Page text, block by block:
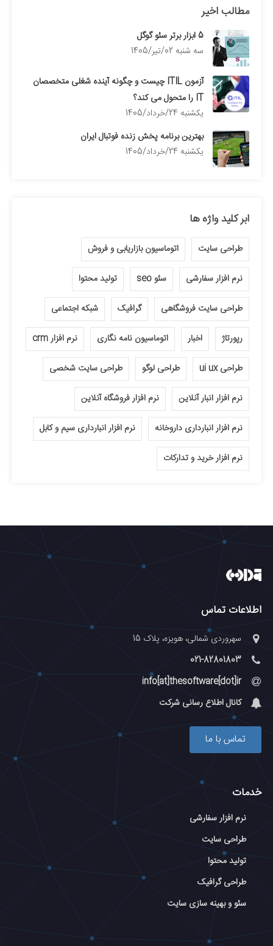
مطالب اخیر
5 ابزار برتر سئو گوگل
سه شنبه 02/تیر/1405
آزمون ITIL چیست و چگونه آینده شغلی متخصصان
IT را متحول می کند؟
يكشنبه 24/خرداد/1405
بهترین برنامه پخش زنده فوتبال ایران
يكشنبه 24/خرداد/1405
ابر کلید واژه ها
طراحی سایت اتوماسیون بازاریابی و فروش
نرم افزار سفارشی سئو seo تولید محتوا
طراحی سایت فروشگاهی گرافیک شبکه اجتماعی
رپورتاژ اخبار اتوماسیون نامه نگاری نرم افزار crm
طراحی ui ux طراحی لوگو طراحی سایت شخصی
نرم افزار انبار آنلاین نرم افزار فروشگاه آنلاین
نرم افزار انبارداری داروخانه نرم افزار انبارداری سیم و کابل
نرم افزار خرید و تدارکات
اطلاعات تماس
سهروردی شمالی، هویزه، پلاک 15
021-82801803
info[at]thesoftware[dot]ir
کانال اطلاع رسانی شرکت
تماس با ما
خدمات
نرم افزار سفارشی
طراحی سایت
تولید محتوا
طراحی گرافیک
سئو و بهینه سازی سایت